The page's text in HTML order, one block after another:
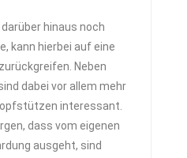
hinaus noch
kann hierbei auf eine
Neben
dabei vor allem mehr
interessant.
dass vom eigenen
ausgeht, sind